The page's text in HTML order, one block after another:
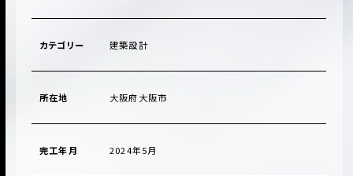
カテゴリー 建築設計
所在地 大阪府大阪市
完工年月 2024年5月